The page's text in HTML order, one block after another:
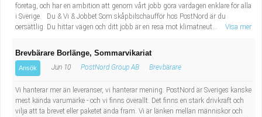
företag, och har en ambition att genom vårt jobb göra vardagen enklare för alla
i Sverige. Du & Vi & Jobbet Som skåpbilschaufför hos PostNord är du
oersättlig. Du hittar vägen och ditt jobb är en resa mot klimatneut...
Visa mer
Brevbärare Borlänge, Sommarvikariat
Ansök Jun 10 PostNord Group AB Brevbärare
Vi hanterar mer än leveranser, vi hanterar mening. PostNord är Sveriges kanske
mest kända varumärke - och vi finns överallt. Det finns en stark drivkraft och
vilja att ta brevet eller paketet ända fram. Vi är länken mellan människor och